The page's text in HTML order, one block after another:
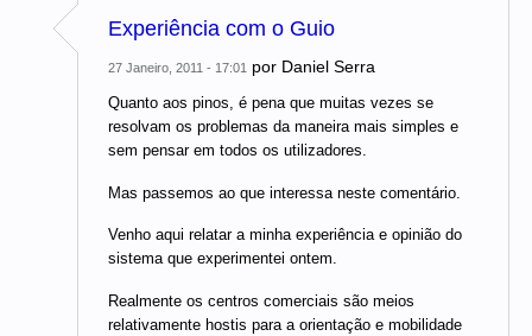
Experiência com o Guio
27 Janeiro, 2011 - 17:01 por Daniel Serra
Quanto aos pinos, é pena que muitas vezes se
resolvam os problemas da maneira mais simples e
sem pensar em todos os utilizadores.
Mas passemos ao que interessa neste comentário.
Venho aqui relatar a minha experiência e opinião do
sistema que experimentei ontem.
Realmente os centros comerciais são meios
relativamente hostis para a orientação e mobilidade